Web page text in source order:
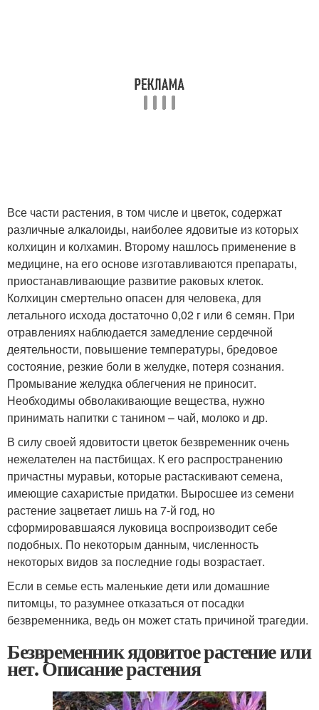
Все части растения, в том числе и цветок, содержат
различные алкалоиды, наиболее ядовитые из которых
колхицин и колхамин. Второму нашлось применение в
медицине, на его основе изготавливаются препараты,
приостанавливающие развитие раковых клеток.
Колхицин смертельно опасен для человека, для
летального исхода достаточно 0,02 г или 6 семян. При
отравлениях наблюдается замедление сердечной
деятельности, повышение температуры, бредовое
состояние, резкие боли в желудке, потеря сознания.
Промывание желудка облегчения не приносит.
Необходимы обволакивающие вещества, нужно
принимать напитки с танином – чай, молоко и др.
В силу своей ядовитости цветок безвременник очень
нежелателен на пастбищах. К его распространению
причастны муравьи, которые растаскивают семена,
имеющие сахаристые придатки. Выросшее из семени
растение зацветает лишь на 7-й год, но
сформировавшаяся луковица воспроизводит себе
подобных. По некоторым данным, численность
некоторых видов за последние годы возрастает.
Если в семье есть маленькие дети или домашние
питомцы, то разумнее отказаться от посадки
безвременника, ведь он может стать причиной трагедии.
Безвременник ядовитое растение или
нет. Описание растения